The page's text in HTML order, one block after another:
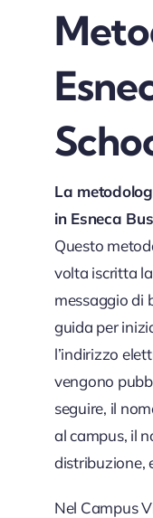
La
in Esneca
Questo
volta iscritta
messaggio di
guida per
l’indirizzo
vengono
seguire, il
al campus, il
distribuzione,
Nel Campus